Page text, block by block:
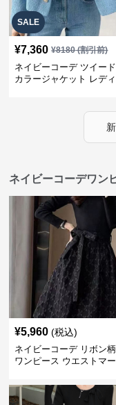
SALE
¥7,360 ¥8180(割引前)
ネイビーコーデ ツイー
カラージャケット レデ
ネイビーコーデワン
¥5,960 (税込)
ネイビーコーデ リボン
ワンピース ウエストマ